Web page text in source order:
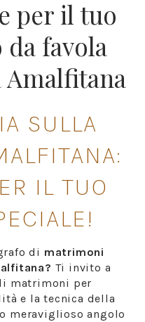
per il tuo
favola
Amalfitana
SULLA
IL TUO
di matrimoni
Ti invito a
matrimoni per
e la tecnica della
meraviglioso angolo